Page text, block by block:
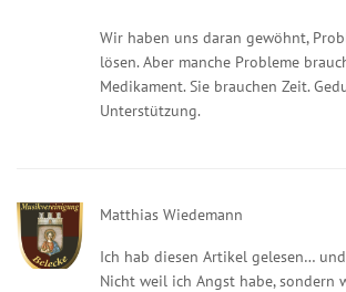
Wir haben uns daran gewöhnt,
lösen. Aber manche Probleme
Medikament. Sie brauchen Zeit.
Unterstützung.
Matthias Wiedemann
Ich hab diesen Artikel gelesen…
Nicht weil ich Angst habe, sondern